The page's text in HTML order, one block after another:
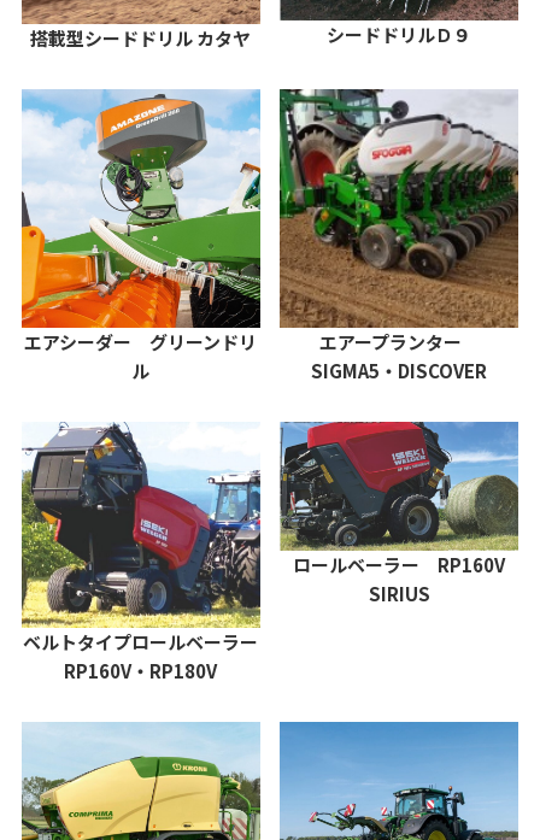
搭載型シードドリル カタヤ シードドリルＤ９
エアシーダー グリーンドリ
ル
エアープランター
SIGMA5・DISCOVER
ベルトタイプロールベーラー
RP160V・RP180V
ロールベーラー RP160V
SIRIUS